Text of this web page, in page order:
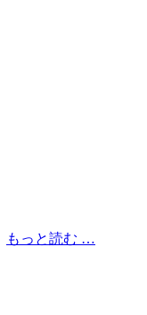
もっと読む …